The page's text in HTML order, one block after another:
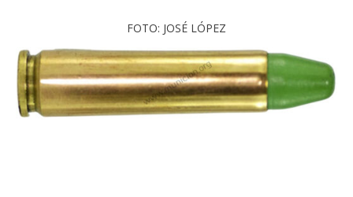
FOTO: JOSÉ LÓPEZ